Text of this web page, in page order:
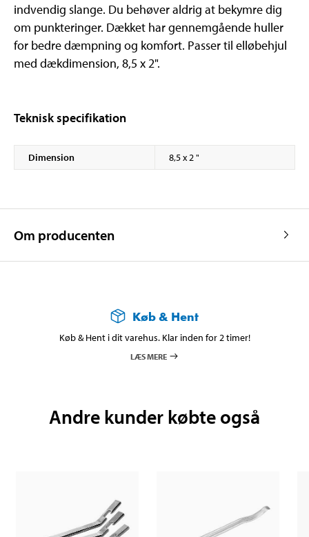
indvendig slange. Du behøver aldrig at bekymre dig
om punkteringer. Dækket har gennemgående huller
for bedre dæmpning og komfort. Passer til elløbehjul
med dækdimension, 8,5 x 2".
Teknisk specifikation
Dimension 8,5 x 2 "
Om producenten
Køb & Hent
Køb & Hent i dit varehus. Klar inden for 2 timer!
LÆS MERE
Andre kunder købte også